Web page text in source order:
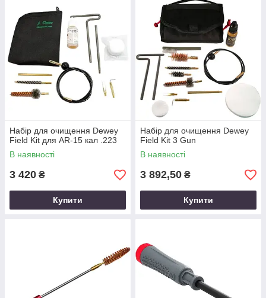
Набір для очищення Dewey
Field Kit для AR-15 кал .223
В наявності
3 420 ₴
Купити
Набір для очищення Dewey
Field Kit 3 Gun
В наявності
3 892,50 ₴
Купити